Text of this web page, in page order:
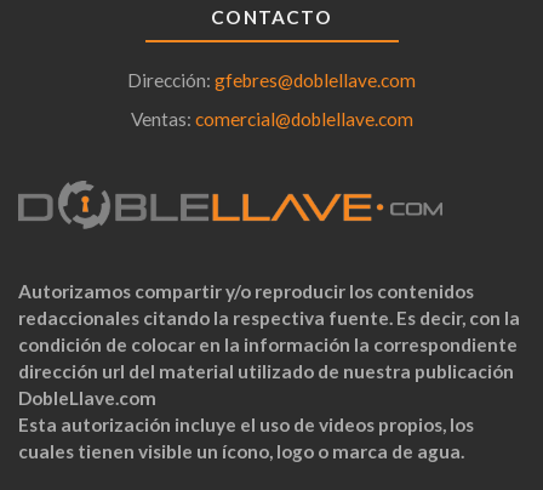
CONTACTO
Dirección: gfebres@doblellave.com
Ventas: comercial@doblellave.com
Autorizamos compartir y/o reproducir los contenidos
redaccionales citando la respectiva fuente. Es decir, con la
condición de colocar en la información la correspondiente
dirección url del material utilizado de nuestra publicación
DobleLlave.com
Esta autorización incluye el uso de videos propios, los
cuales tienen visible un ícono, logo o marca de agua.